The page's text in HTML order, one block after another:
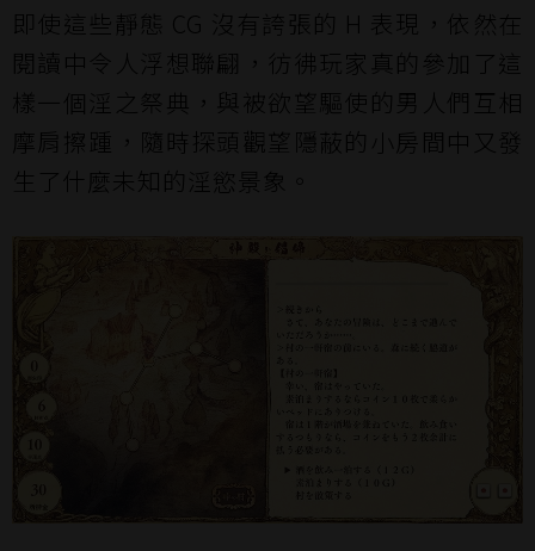
即使這些靜態 CG 沒有誇張的 H 表現，依然在
閱讀中令人浮想聯翩，彷彿玩家真的參加了這
樣一個淫之祭典，與被欲望驅使的男人們互相
摩肩擦踵，隨時探頭觀望隱蔽的小房間中又發
生了什麼未知的淫慾景象。